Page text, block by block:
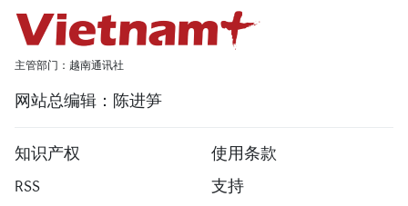
主管部门：越南通讯社
网站总编辑：陈进笋
知识产权
使用条款
RSS
支持